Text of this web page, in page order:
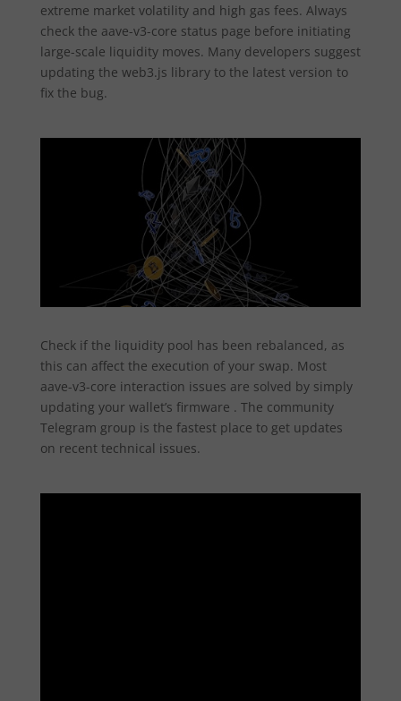
extreme market volatility and high gas fees. Always
check the aave-v3-core status page before initiating
large-scale liquidity moves. Many developers suggest
updating the web3.js library to the latest version to
fix the bug.
Check if the liquidity pool has been rebalanced, as
this can affect the execution of your swap. Most
aave-v3-core interaction issues are solved by simply
updating your wallet’s firmware . The community
Telegram group is the fastest place to get updates
on recent technical issues.